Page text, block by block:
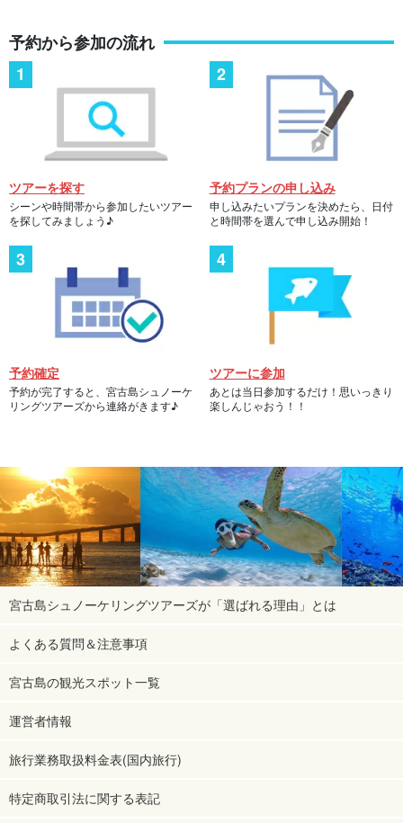
予約から参加の流れ
ツアーを探す
シーンや時間帯から参加したいツアー
を探してみましょう♪
予約プランの申し込み
申し込みたいプランを決めたら、日付
と時間帯を選んで申し込み開始！
予約確定
予約が完了すると、宮古島シュノーケ
リングツアーズから連絡がきます♪
ツアーに参加
あとは当日参加するだけ！思いっきり
楽しんじゃおう！！
宮古島シュノーケリングツアーズが「選ばれる理由」とは
よくある質問＆注意事項
宮古島の観光スポット一覧
運営者情報
旅行業務取扱料金表(国内旅行)
特定商取引法に関する表記